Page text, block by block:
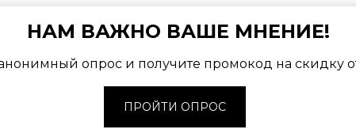
их стенки и помогая впитывать воду.
а листья становятся больше.
листьев, цветов)
новые корни, листья или цветы.
ауксин может «направить» рост в
НАМ ВАЖНО ВАШЕ МНЕНИЕ!
опрос и получите промокод на скидку
ПРОЙТИ ОПРОС